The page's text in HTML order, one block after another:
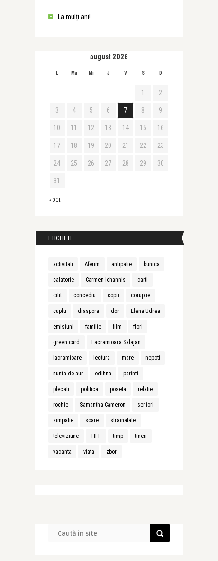
La mulți ani!
august 2026
L Ma Mi J V S D
« OCT.
1 2
3 4 5 6 7 8 9
10 11 12 13 14 15 16
17 18 19 20 21 22 23
24 25 26 27 28 29 30
31
ETICHETE
activitati Aferim antipatie bunica
calatorie Carmen Iohannis carti
citit concediu copii coruptie
cuplu diaspora dor Elena Udrea
emisiuni familie film flori
green card Lacramioara Salajan
lacramioare lectura mare nepoti
nunta de aur odihna parinti
plecati politica poseta relatie
rochie Samantha Cameron seniori
simpatie soare strainatate
televiziune TIFF timp tineri
vacanta viata zbor